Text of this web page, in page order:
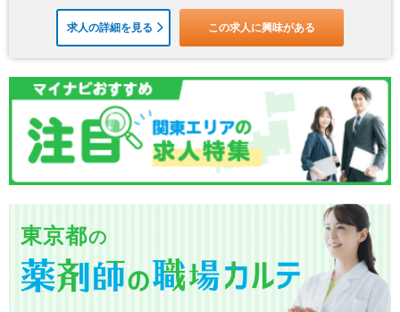
求人の詳細を見る この求人に興味がある
東京都の